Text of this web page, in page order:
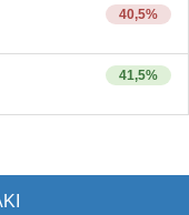
40,5%
41,5%